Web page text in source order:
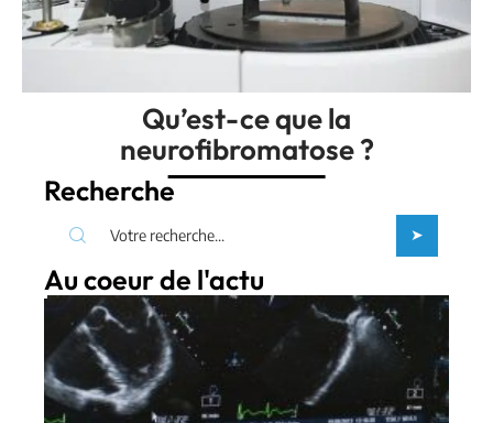
Qu’est-ce que la
neurofibromatose ?
Recherche
Au coeur de l'actu